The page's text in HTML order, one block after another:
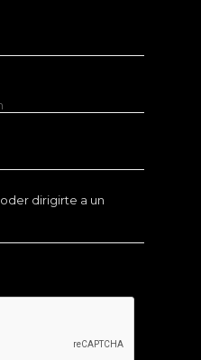
dirigirte a un